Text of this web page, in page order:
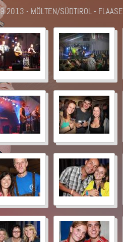
- MÖLTEN/SÜDTIROL -